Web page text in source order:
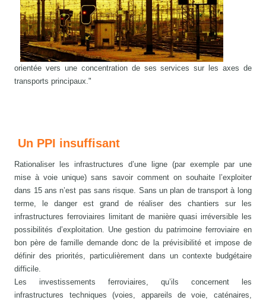
orientée vers une concentration de ses services sur les axes de
transports principaux."
Un PPI insuffisant
Rationaliser les infrastructures d’une ligne (par exemple par une
mise à voie unique) sans savoir comment on souhaite l’exploiter
dans 15 ans n’est pas sans risque. Sans un plan de transport à long
terme, le danger est grand de réaliser des chantiers sur les
infrastructures ferroviaires limitant de manière quasi irréversible les
possibilités d’exploitation. Une gestion du patrimoine ferroviaire en
bon père de famille demande donc de la prévisibilité et impose de
définir des priorités, particulièrement dans un contexte budgétaire
difficile.
Les investissements ferroviaires, qu’ils concernent les
infrastructures techniques (voies, appareils de voie, caténaires,